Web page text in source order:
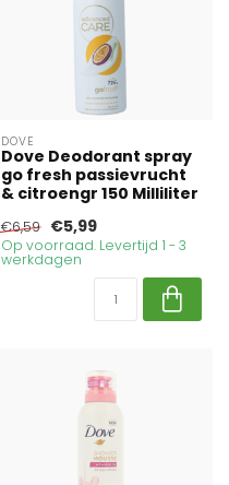
DOVE
Dove Deodorant spray
go fresh passievrucht
& citroengr 150 Milliliter
€6,59 €5,99
Op voorraad. Levertijd 1 - 3
werkdagen